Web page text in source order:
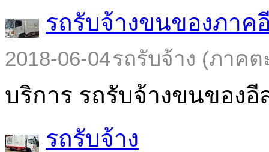
รถรับจ้างขนของภาค
2018-06-04รถรับจ้าง (ภาคต
บริการ รถรับจ้างขนของ
รถรับจ้าง